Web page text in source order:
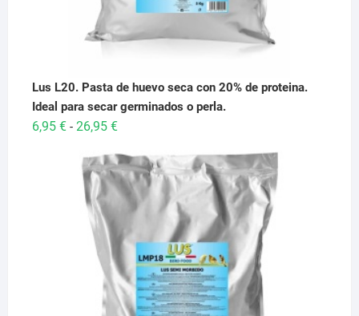
Lus L20. Pasta de huevo seca con 20% de proteina.
Ideal para secar germinados o perla.
6,95 € - 26,95 €Rango
precios:
desde
6,95 €
26,95 €